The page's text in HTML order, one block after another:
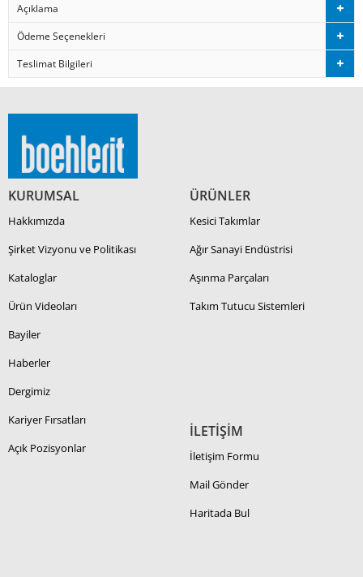
Açıklama
Ödeme Seçenekleri
Teslimat Bilgileri
KURUMSAL
Hakkımızda
Şirket Vizyonu ve Politikası
Kataloglar
Ürün Videoları
Bayiler
Haberler
Dergimiz
Kariyer Fırsatları
Açık Pozisyonlar
ÜRÜNLER
Kesici Takımlar
Ağır Sanayi Endüstrisi
Aşınma Parçaları
Takım Tutucu Sistemleri
İLETİŞİM
İletişim Formu
Mail Gönder
Haritada Bul